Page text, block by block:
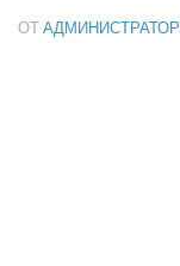
ОТ АДМИНИСТРАТОР